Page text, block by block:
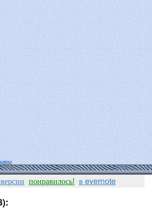
понравилось! в evernote